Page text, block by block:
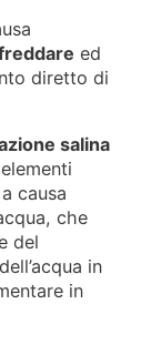
ed
diretto di
salina
causa
che
del
in
in